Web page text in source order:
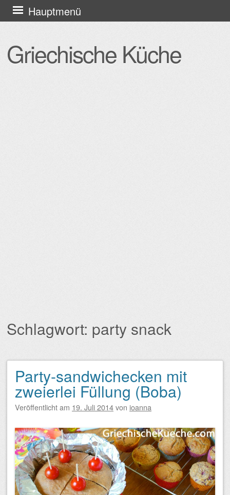
Griechische Küche
Hauptmenü
Zum
Inhalt
Schlagwort: party snack
Beitragsnavigation
Party-sandwichecken mit
zweierlei Füllung (Boba)
Veröffentlicht am 19. Juli 2014von ioanna